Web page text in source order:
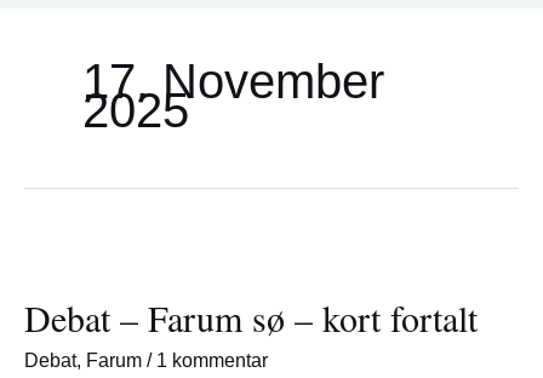
17. November
2025
Debat – Farum sø – kort fortalt
Debat, Farum / 1 kommentar
Farum
sø
–